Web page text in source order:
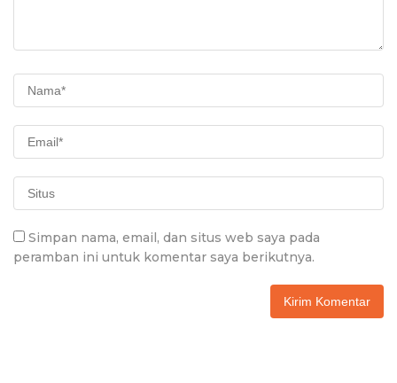
Simpan nama, email, dan situs web saya pada
peramban ini untuk komentar saya berikutnya.